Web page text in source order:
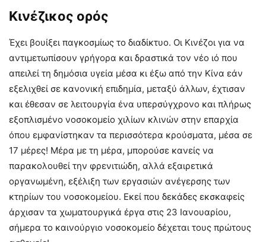
Κινέζικος ορός
Έχει βουίξει παγκοσμίως το διαδίκτυο. Οι Κινέζοι για να
αντιμετωπίσουν γρήγορα και δραστικά τον νέο ιό που
απειλεί τη δημόσια υγεία μέσα κι έξω από την Κίνα εάν
εξελιχθεί σε κανονική επιδημία, μεταξύ άλλων, έχτισαν
και έθεσαν σε λειτουργία ένα υπερσύγχρονο και πλήρως
εξοπλισμένο νοσοκομείο χιλίων κλινών στην επαρχία
όπου εμφανίστηκαν τα περισσότερα κρούσματα, μέσα σε
17 μέρες! Μέρα με τη μέρα, μπορούσε κανείς να
παρακολουθεί την φρενιτιώδη, αλλά εξαιρετικά
οργανωμένη, εξέλιξη των εργασιών ανέγερσης των
κτηρίων του νοσοκομείου. Εκεί που δεκάδες εκσκαφείς
άρχισαν τα χωματουργικά έργα στις 23 Ιανουαρίου,
σήμερα το καινούργιο νοσοκομείο δέχεται τους πρώτους